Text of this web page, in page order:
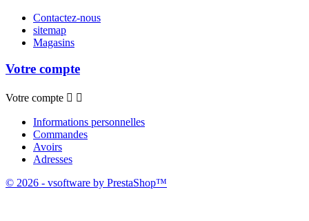
Contactez-nous
sitemap
Magasins
Votre compte
Votre compte  
Informations personnelles
Commandes
Avoirs
Adresses
© 2026 - vsoftware by PrestaShop™